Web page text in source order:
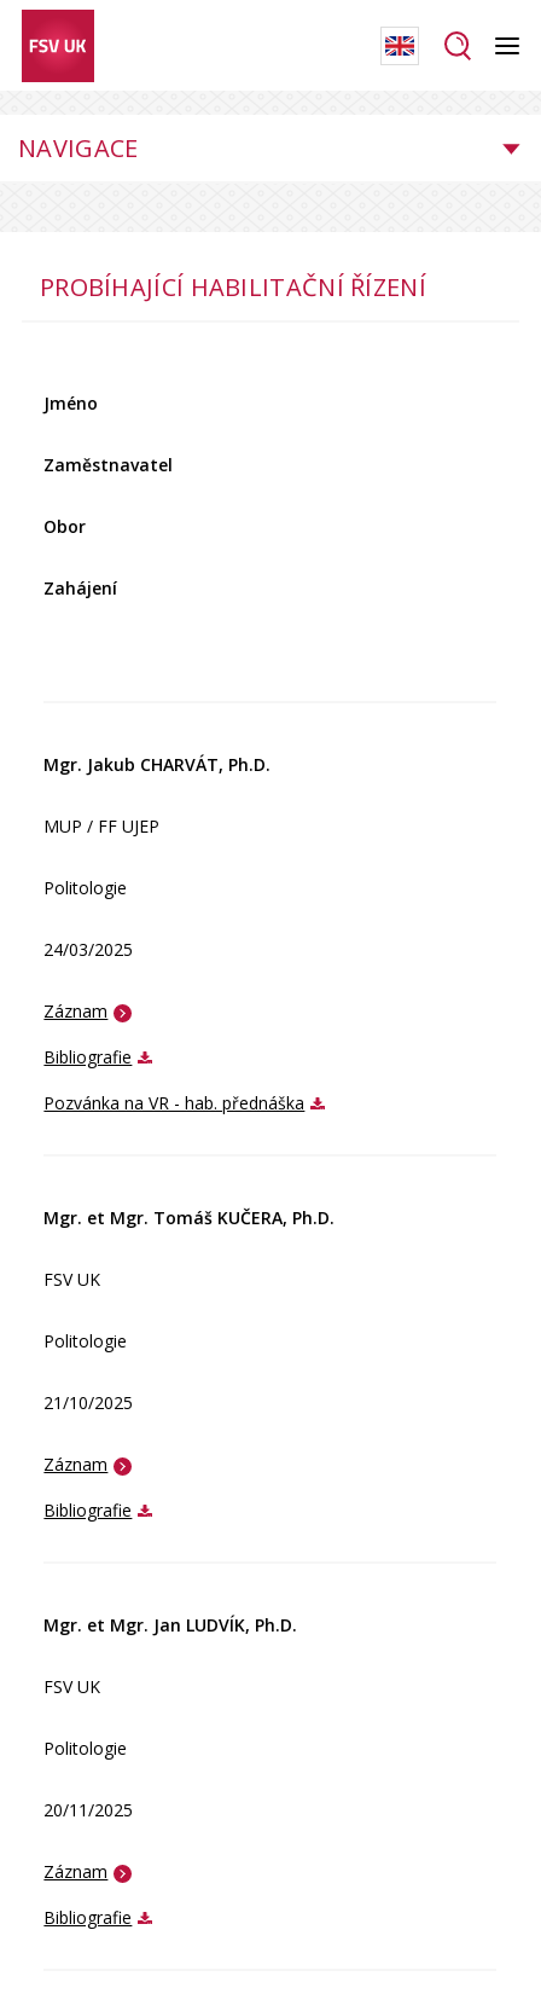
NAVIGACE
PROBÍHAJÍCÍ HABILITAČNÍ ŘÍZENÍ
Jméno
Zaměstnavatel
Obor
Zahájení
Mgr. Jakub CHARVÁT, Ph.D.
MUP / FF UJEP
Politologie
24/03/2025
Záznam
Bibliografie
Pozvánka na VR - hab. přednáška
Mgr. et Mgr. Tomáš KUČERA, Ph.D.
FSV UK
Politologie
21/10/2025
Záznam
Bibliografie
Mgr. et Mgr. Jan LUDVÍK, Ph.D.
FSV UK
Politologie
20/11/2025
Záznam
Bibliografie